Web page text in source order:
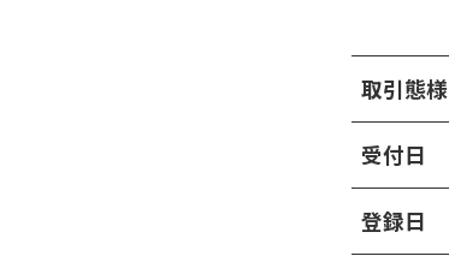
取引態様
受付日
登録日